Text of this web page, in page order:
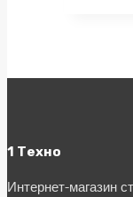
1 Техно
Интернет-магазин